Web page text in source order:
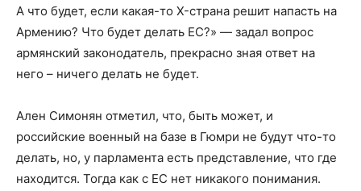
А что будет, если какая-то X-страна решит напасть на
Армению? Что будет делать ЕС?» — задал вопрос
армянский законодатель, прекрасно зная ответ на
него – ничего делать не будет.
Ален Симонян отметил, что, быть может, и
российские военный на базе в Гюмри не будут что-то
делать, но, у парламента есть представление, что где
находится. Тогда как с ЕС нет никакого понимания.